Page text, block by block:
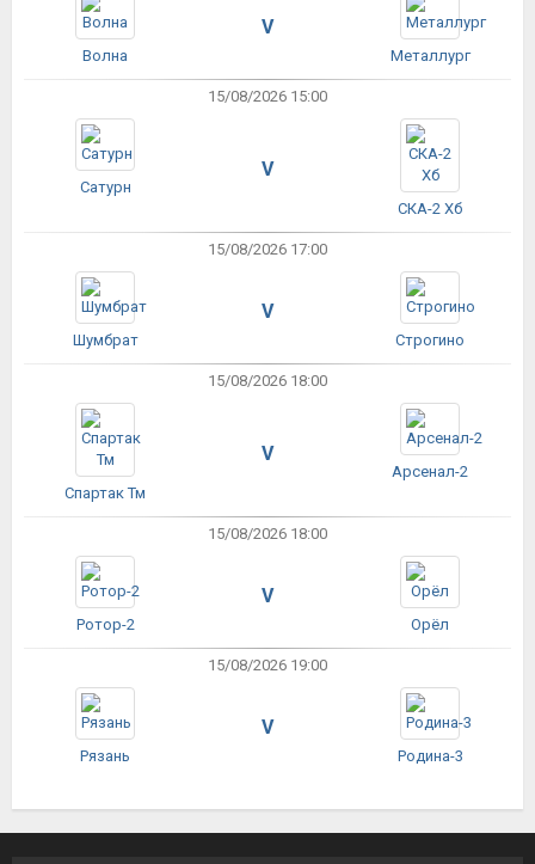
Волна
V
Металлург
15/08/2026 15:00
Сатурн
V
СКА-2 Хб
15/08/2026 17:00
Шумбрат
V
Строгино
15/08/2026 18:00
Спартак Тм
V
Арсенал-2
15/08/2026 18:00
Ротор-2
V
Орёл
15/08/2026 19:00
Рязань
V
Родина-3